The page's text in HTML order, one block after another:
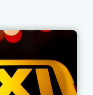
пассажиров
по городу
и без задержек, мы
и «бонусов» (это